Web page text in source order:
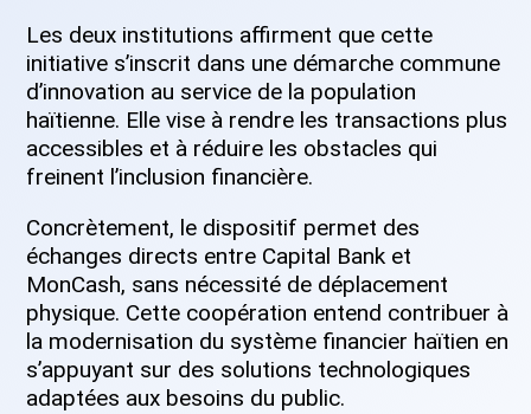
Les deux institutions affirment que cette
initiative s’inscrit dans une démarche commune
d’innovation au service de la population
haïtienne. Elle vise à rendre les transactions plus
accessibles et à réduire les obstacles qui
freinent l’inclusion financière.
Concrètement, le dispositif permet des
échanges directs entre Capital Bank et
MonCash, sans nécessité de déplacement
physique. Cette coopération entend contribuer à
la modernisation du système financier haïtien en
s’appuyant sur des solutions technologiques
adaptées aux besoins du public.